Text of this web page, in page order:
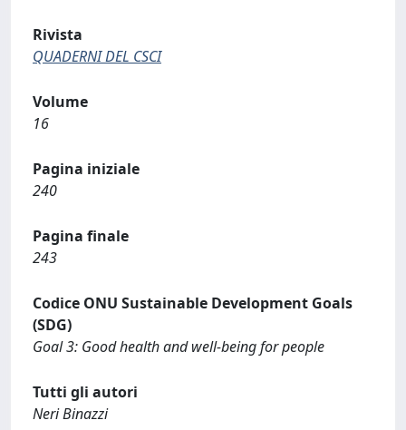
Rivista
QUADERNI DEL CSCI
Volume
16
Pagina iniziale
240
Pagina finale
243
Codice ONU Sustainable Development Goals
(SDG)
Goal 3: Good health and well-being for people
Tutti gli autori
Neri Binazzi